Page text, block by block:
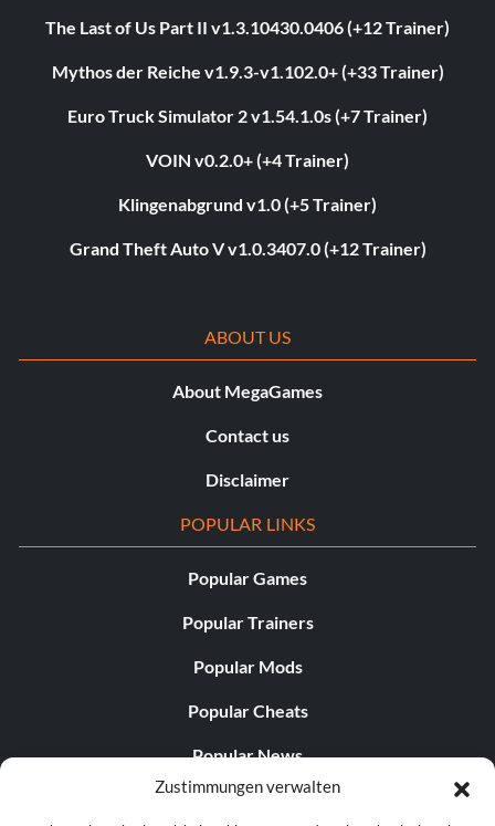
Zustimmungen verwalten
The Last of Us Part II v1.3.10430.0406 (+12 Trainer)
Mythos der Reiche v1.9.3-v1.102.0+ (+33 Trainer)
Euro Truck Simulator 2 v1.54.1.0s (+7 Trainer)
VOIN v0.2.0+ (+4 Trainer)
Klingenabgrund v1.0 (+5 Trainer)
Grand Theft Auto V v1.0.3407.0 (+12 Trainer)
ABOUT US
About MegaGames
Contact us
Disclaimer
POPULAR LINKS
Popular Games
Popular Trainers
Popular Mods
Popular Cheats
Popular News
Popular Editorials